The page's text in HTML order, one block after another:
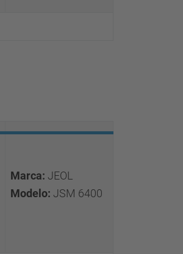
Marca: JEOL
Modelo: JSM 6400